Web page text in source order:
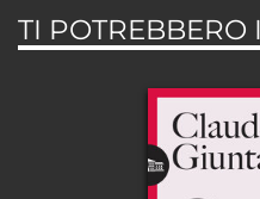
TI POTREBBERO